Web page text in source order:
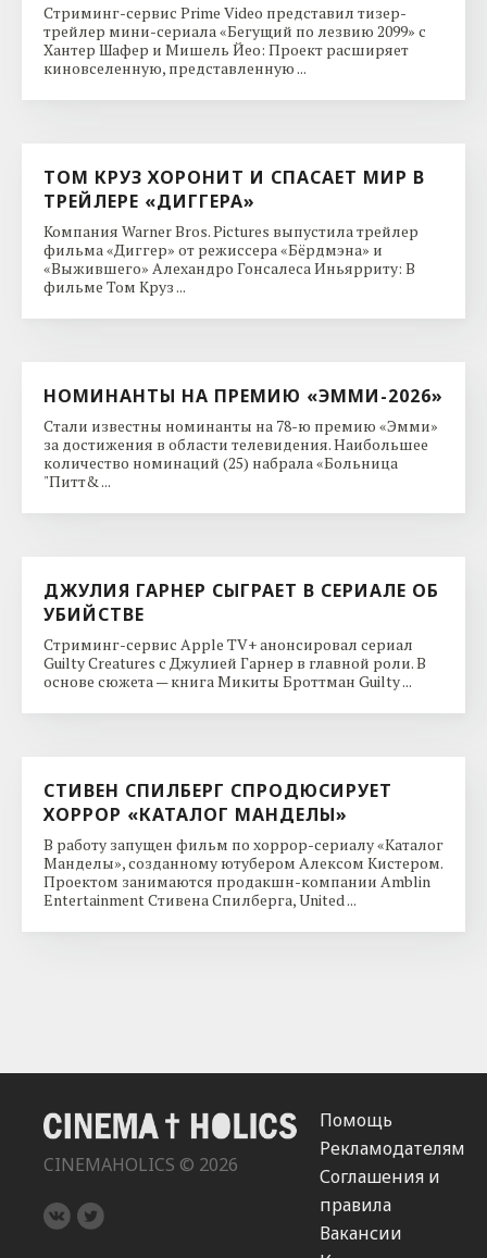
Стриминг-сервис Prime Video представил тизер-
трейлер мини-сериала «Бегущий по лезвию 2099» с
Хантер Шафер и Мишель Йео: Проект расширяет
киновселенную, представленную ...
ТОМ КРУЗ ХОРОНИТ И СПАСАЕТ МИР В
ТРЕЙЛЕРЕ «ДИГГЕРА»
Компания Warner Bros. Pictures выпустила трейлер
фильма «Диггер» от режиссера «Бёрдмэна» и
«Выжившего» Алехандро Гонсалеса Иньярриту: В
фильме Том Круз ...
НОМИНАНТЫ НА ПРЕМИЮ «ЭММИ-2026»
Стали известны номинанты на 78-ю премию «Эмми»
за достижения в области телевидения. Наибольшее
количество номинаций (25) набрала «Больница
"Питт& ...
ДЖУЛИЯ ГАРНЕР СЫГРАЕТ В СЕРИАЛЕ ОБ
УБИЙСТВЕ
Стриминг-сервис Apple TV+ анонсировал сериал
Guilty Creatures с Джулией Гарнер в главной роли. В
основе сюжета — книга Микиты Броттман Guilty ...
СТИВЕН СПИЛБЕРГ СПРОДЮСИРУЕТ
ХОРРОР «КАТАЛОГ МАНДЕЛЫ»
В работу запущен фильм по хоррор-сериалу «Каталог
Манделы», созданному ютубером Алексом Кистером.
Проектом занимаются продакшн-компании Amblin
Entertainment Стивена Спилберга, United ...
CINEMAHOLICS © 2026
Помощь
Рекламодателям
Соглашения и
правила
Вакансии